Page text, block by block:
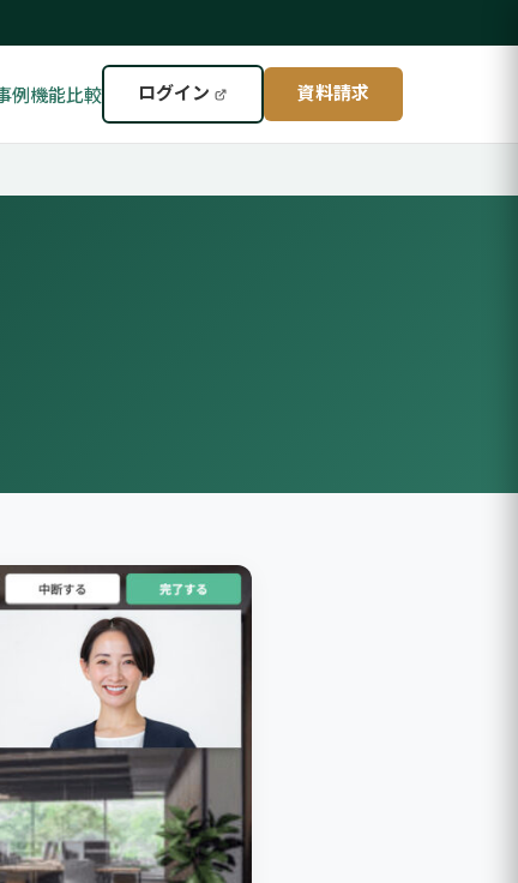
例機能比較 ログイン 資料請求